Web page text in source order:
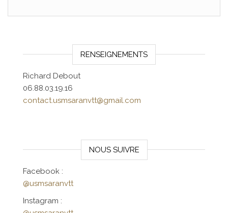
RENSEIGNEMENTS
Richard Debout
06.88.03.19.16
contact.usmsaranvtt@gmail.com
NOUS SUIVRE
Facebook :
@usmsaranvtt
Instagram :